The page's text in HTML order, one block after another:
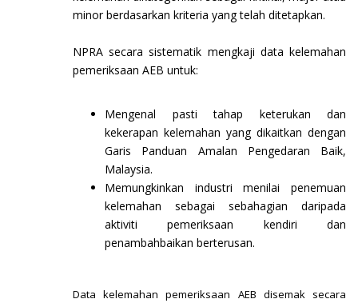
minor berdasarkan kriteria yang telah ditetapkan.
NPRA secara sistematik mengkaji data kelemahan
pemeriksaan AEB untuk:
Mengenal pasti tahap keterukan dan
kekerapan kelemahan yang dikaitkan dengan
Garis Panduan Amalan Pengedaran Baik,
Malaysia.
Memungkinkan industri menilai penemuan
kelemahan sebagai sebahagian daripada
aktiviti pemeriksaan kendiri dan
penambahbaikan berterusan.
Data kelemahan pemeriksaan AEB disemak secara